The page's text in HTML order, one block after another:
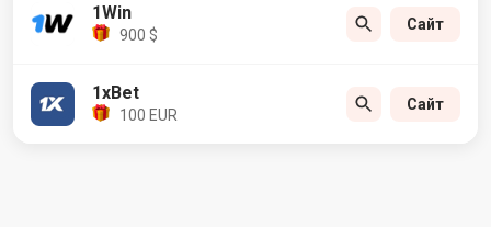
1Win
900 $
Сайт
1xBet
100 EUR
Сайт